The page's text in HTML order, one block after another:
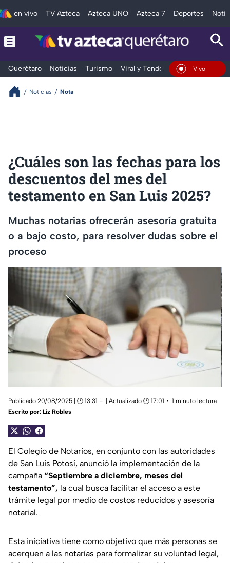
en vivo TV Azteca Azteca UNO Azteca 7 Deportes
Querétaro Noticias Turismo Viral y Tendencia Clima
En Vivo
Noticias Nota
¿Cuáles son las fechas para los
descuentos del mes del
testamento en San Luis 2025?
Muchas notarías ofrecerán asesoría gratuita
o a bajo costo, para resolver dudas sobre el
proceso
Publicado 20/08/2025 | 🕑 13:31 | Actualizado 🕑 17:01
1 minuto lectura
Escrito por: Liz Robles
El Colegio de Notarios, en conjunto con las autoridades
de San Luis Potosí, anunció la implementación de la
campaña “Septiembre a diciembre, meses del
testamento”, la cual busca facilitar el acceso a este
trámite legal por medio de costos reducidos y asesoría
notarial.
Esta iniciativa tiene como objetivo que más personas se
acerquen a las notarías para formalizar su voluntad legal,